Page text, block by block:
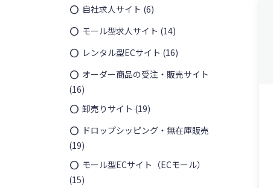
自社求人サイト (6)
モール型求人サイト (14)
レンタル型ECサイト (16)
オーダー商品の受注・販売サイト
(16)
卸売りサイト (19)
ドロップシッピング・無在庫販売
(19)
モール型ECサイト（ECモール）
(15)